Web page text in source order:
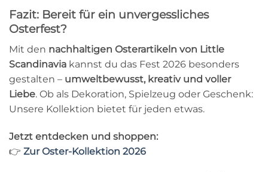
Fazit: Bereit für ein unvergessliches
Osterfest?
Mit den nachhaltigen Osterartikeln von Little
Scandinavia kannst du das Fest 2026 besonders
gestalten – umweltbewusst, kreativ und voller
Liebe. Ob als Dekoration, Spielzeug oder Geschenk:
Unsere Kollektion bietet für jeden etwas.
Jetzt entdecken und shoppen:
👉 Zur Oster-Kollektion 2026